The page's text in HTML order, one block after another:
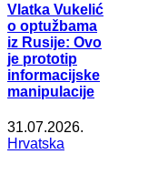
Vlatka Vukelić
o optužbama
iz Rusije: Ovo
je prototip
informacijske
manipulacije
31.07.2026.
Hrvatska